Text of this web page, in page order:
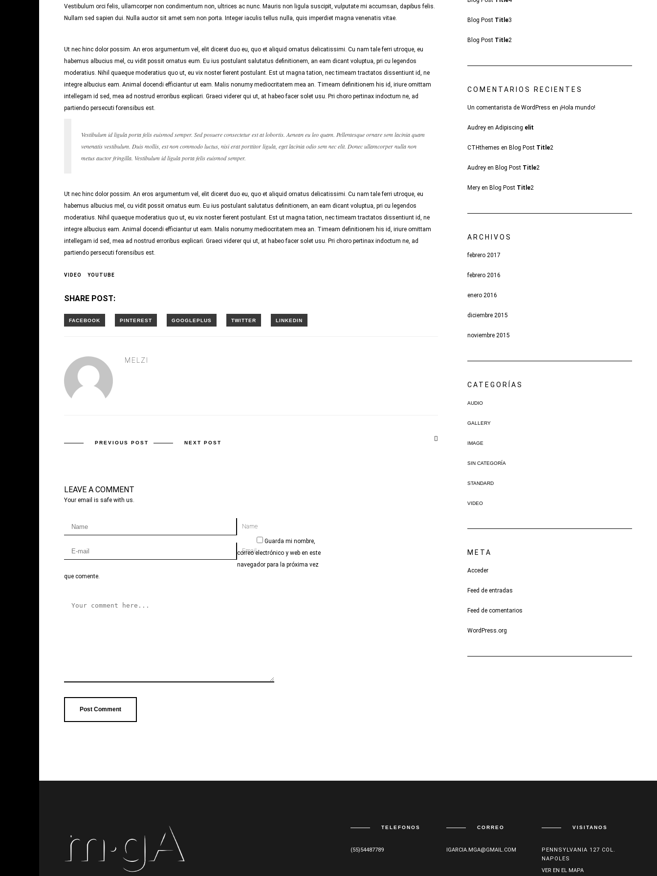
Vestibulum orci felis, ullamcorper non condimentum non, ultrices ac nunc. Mauris non ligula suscipit, vulputate mi accumsan, dapibus felis.
Nullam sed sapien dui. Nulla auctor sit amet sem non porta. Integer iaculis tellus nulla, quis imperdiet magna venenatis vitae.
Ut nec hinc dolor possim. An eros argumentum vel, elit diceret duo eu, quo et aliquid ornatus delicatissimi. Cu nam tale ferri utroque, eu
habemus albucius mel, cu vidit possit ornatus eum. Eu ius postulant salutatus definitionem, an eam dicant voluptua, pri cu legendos
moderatius. Nihil quaeque moderatius quo ut, eu vix noster fierent postulant. Est ut magna tation, nec timeam tractatos dissentiunt id, ne
integre albucius eam. Animal docendi efficiantur ut eam. Malis nonumy mediocritatem mea an. Timeam definitionem his id, iriure omittam
intellegam id sed, mea ad nostrud erroribus explicari. Graeci viderer qui ut, at habeo facer solet usu. Pri choro pertinax indoctum ne, ad
partiendo persecuti forensibus est.
Vestibulum id ligula porta felis euismod semper. Sed posuere consectetur est at lobortis. Aenean eu leo quam. Pellentesque ornare sem lacinia quam
venenatis vestibulum. Duis mollis, est non commodo luctus, nisi erat porttitor ligula, eget lacinia odio sem nec elit. Donec ullamcorper nulla non
metus auctor fringilla. Vestibulum id ligula porta felis euismod semper.
Ut nec hinc dolor possim. An eros argumentum vel, elit diceret duo eu, quo et aliquid ornatus delicatissimi. Cu nam tale ferri utroque, eu
habemus albucius mel, cu vidit possit ornatus eum. Eu ius postulant salutatus definitionem, an eam dicant voluptua, pri cu legendos
moderatius. Nihil quaeque moderatius quo ut, eu vix noster fierent postulant. Est ut magna tation, nec timeam tractatos dissentiunt id, ne
integre albucius eam. Animal docendi efficiantur ut eam. Malis nonumy mediocritatem mea an. Timeam definitionem his id, iriure omittam
intellegam id sed, mea ad nostrud erroribus explicari. Graeci viderer qui ut, at habeo facer solet usu. Pri choro pertinax indoctum ne, ad
partiendo persecuti forensibus est.
VIDEO YOUTUBE
SHARE POST:
MELZI
PREVIOUS POST NEXT POST
LEAVE A COMMENT
Your email is safe with us.
Name
Email
Guarda mi nombre,
correo electrónico y web en este
navegador para la próxima vez
que comente.
Blog Post Title3
Blog Post Title2
COMENTARIOS RECIENTES
Un comentarista de WordPress en ¡Hola mundo!
Audreyen Adipiscing elit
CTHthemes en Blog Post Title2
Audreyen Blog Post Title2
Meryen Blog Post Title2
ARCHIVOS
febrero 2017
febrero 2016
enero 2016
diciembre 2015
noviembre 2015
CATEGORÍAS
AUDIO
GALLERY
IMAGE
SIN CATEGORÍA
STANDARD
VIDEO
META
Acceder
Feed de entradas
Feed de comentarios
WordPress.org
TELEFONOS
(55)54487789
CORREO
IGARCIA.MGA@GMAIL.COM
VISITANOS
PENNSYLVANIA 127 COL.
NAPOLES
VER EN EL MAPA